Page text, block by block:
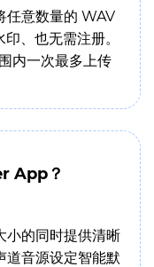
意数量的 WAV
、也无需注册。
内一次最多上传
App？
小的同时提供清晰
道音源设定智能默